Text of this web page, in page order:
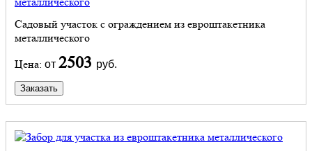
Садовый участок с ограждением из евроштакетника
металлического
Цена: от 2503 руб.
Заказать